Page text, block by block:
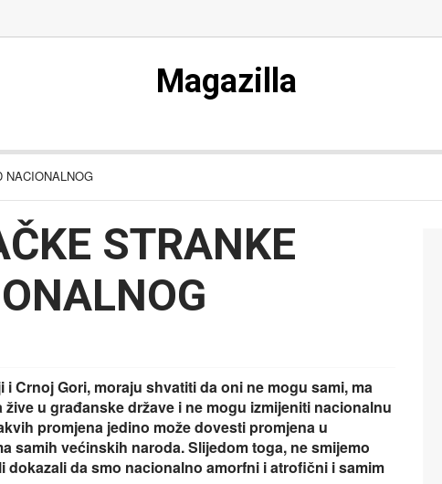
Magazilla
STRANKE
Crnoj Gori, moraju shvatiti da oni ne mogu sami, ma
u građanske države i ne mogu izmijeniti nacionalnu
promjena jedino može dovesti promjena u
samih većinskih naroda. Slijedom toga, ne smijemo
da smo nacionalno amorfni i atrofični i samim